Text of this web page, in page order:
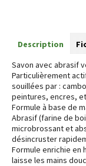
Description
Savon avec abrasif
Particulièrement
souillées par :
peintures, encres,
Formule à base de
Abrasif (farine de
microbrossant et
désincruster
Formule enrichie en
laisse les mains